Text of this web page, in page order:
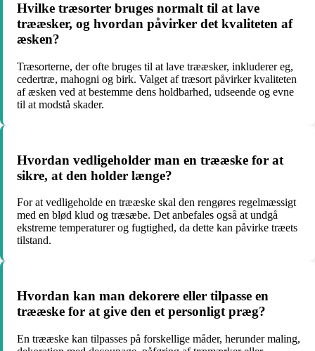
Hvilke træsorter bruges normalt til at lave
trææsker, og hvordan påvirker det kvaliteten af ​​
æsken?
Træsorterne, der ofte bruges til at lave trææsker, inkluderer eg,
cedertræ, mahogni og birk. Valget af træsort påvirker kvaliteten
af æsken ved at bestemme dens holdbarhed, udseende og evne
til at modstå skader.
Hvordan vedligeholder man en trææske for at
sikre, at den holder længe?
For at vedligeholde en trææske skal den rengøres regelmæssigt
med en blød klud og træsæbe. Det anbefales også at undgå
ekstreme temperaturer og fugtighed, da dette kan påvirke træets
tilstand.
Hvordan kan man dekorere eller tilpasse en
trææske for at give den et personligt præg?
En trææske kan tilpasses på forskellige måder, herunder maling,